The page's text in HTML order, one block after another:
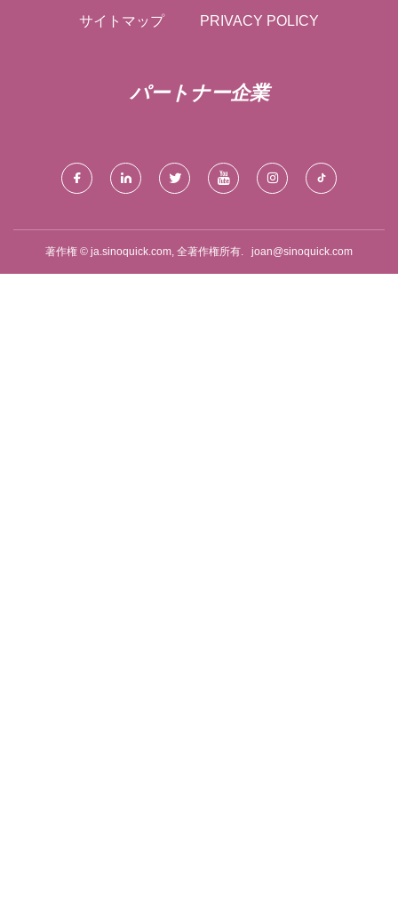
サイトマップ PRIVACY POLICY
パートナー企業
著作権 © ja.sinoquick.com, 全著作権所有. joan@sinoquick.com